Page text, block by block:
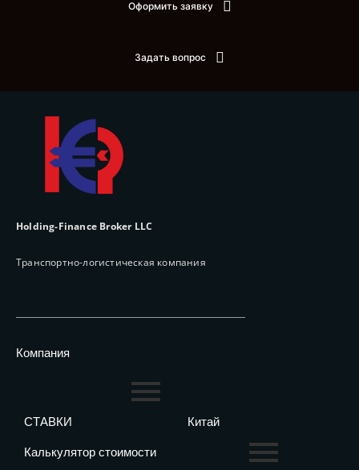
Оформить заявку
Задать вопрос
Holding-Finance Broker LLC
Транспортно-логистическая компания
Компания
СТАВКИ
Калькулятор стоимости
Китай